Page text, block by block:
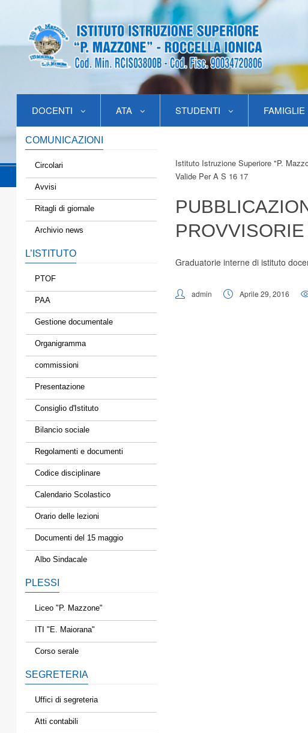
DOCENTI ATA STUDENTI FAMIGLIE
COMUNICAZIONI
Circolari
Avvisi
Ritagli di giornale
Archivio news
L’ISTITUTO
PTOF
PAA
Gestione documentale
Organigramma
commissioni
Presentazione
Consiglio d'Istituto
Bilancio sociale
Regolamenti e documenti
Codice disciplinare
Calendario Scolastico
Orario delle lezioni
Documenti del 15 maggio
Albo Sindacale
PLESSI
Liceo "P. Mazzone"
ITI "E. Maiorana"
Corso serale
SEGRETERIA
Uffici di segreteria
Atti contabili
Istituto Istruzione Superiore "P.
Valide Per A S 16 17
Graduatorie interne di istituto
admin Aprile 29, 2016